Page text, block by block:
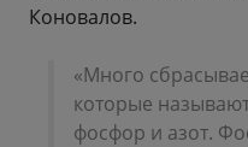
Коновалов.
«Много
которые
фосфор и азот.